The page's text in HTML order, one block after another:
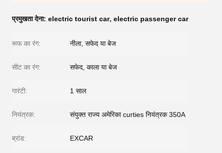
प्रमुखता देना: electric tourist car, electric passenger car
रूफ का रंग: नीला, सफेद या बेज
सीट का रंग: सफेद, काला या बेज
गारंटी: 1 साल
नियंत्रक: संयुक्त राज्य अमेरिका curties नियंत्रक 350A
ब्रांड: EXCAR